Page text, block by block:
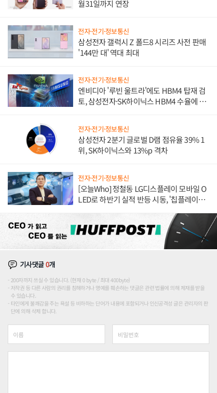
월31일까지 연장
전자·전기·정보통신
삼성전자 갤럭시 Z 폴드8 시리즈 사전 판매
'144만 대' 역대 최대
전자·전기·정보통신
엔비디아 '루빈 울트라'에도 HBM4 탑재 검
토, 삼성전자·SK하이닉스 HBM4 수율에 주
전자·전기·정보통신
삼성전자 2분기 글로벌 D램 점유율 39% 1
위, SK하이닉스와 13%p 격차
전자·전기·정보통신
[오늘Who] 정철동 LG디스플레이 모바일 O
LED로 하반기 실적 반등 시동, '칩플레이
기사댓글0개
200자까지 쓰실 수 있습니다. (현재 0 byte / 최대 400byte)
저작권 등 다른 사람의 권리를 침해하거나 명예를 훼손하는 댓글은 관련 법률에 의해 제재를 받을
수 있습니다.
타인에게 불쾌감을 주는 욕설 등 비하하는 단어가 내용에 포함되거나 인신공격성 글은 관리자의 판
단에 의해 삭제 합니다.